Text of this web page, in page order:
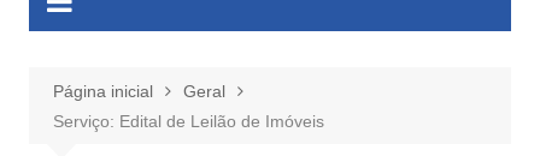
Página inicial
Geral
Serviço: Edital de Leilão de Imóveis